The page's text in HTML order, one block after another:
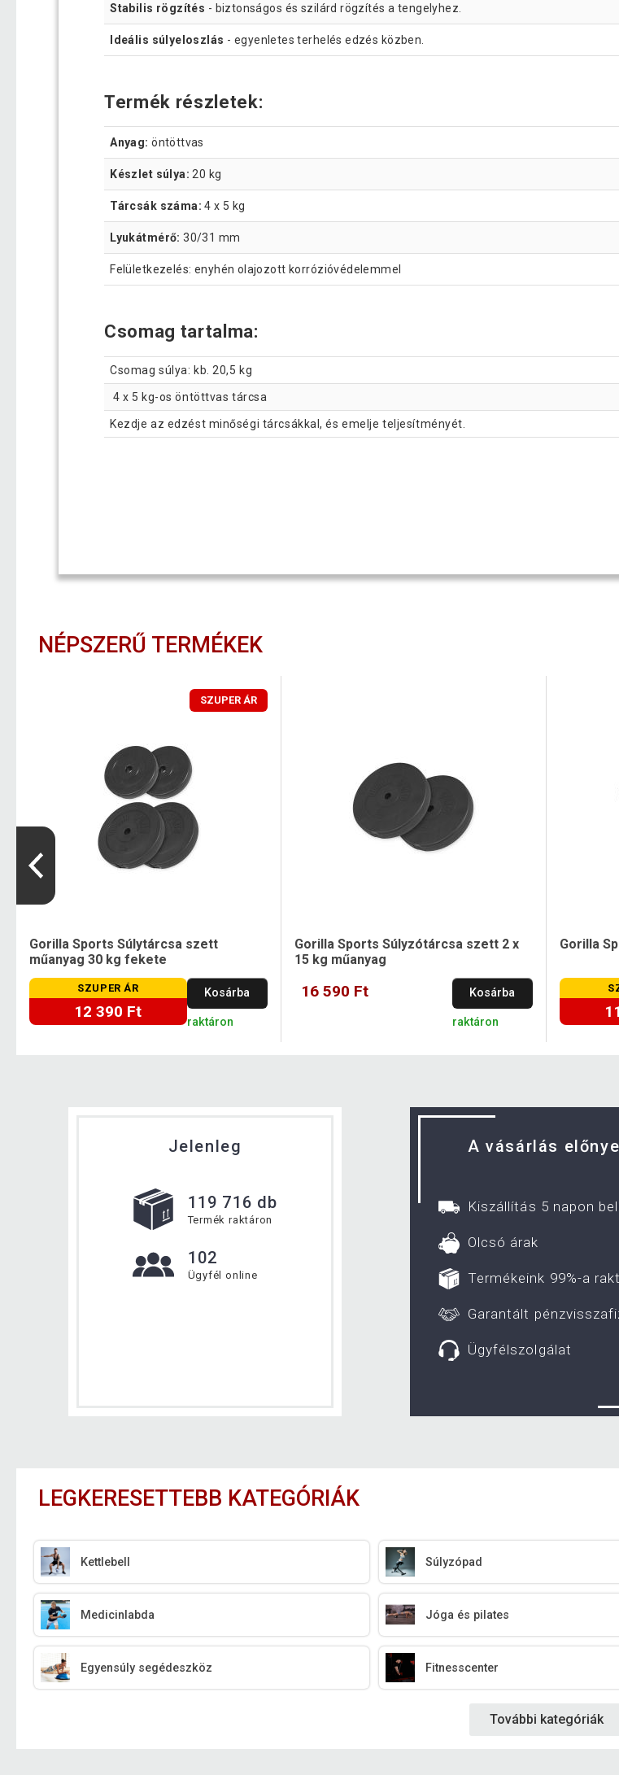
Stabilis rögzítés - biztonságos és szilárd rögzítés a tengelyhez.
Ideális súlyeloszlás - egyenletes terhelés edzés közben.
Termék részletek:
Anyag: öntöttvas
Készlet súlya: 20 kg
Tárcsák száma: 4 x 5 kg
Lyukátmérő: 30/31 mm
Felületkezelés: enyhén olajozott korrózióvédelemmel
Csomag tartalma:
Csomag súlya: kb. 20,5 kg
4 x 5 kg-os öntöttvas tárcsa
Kezdje az edzést minőségi tárcsákkal, és emelje teljesítményét.
NÉPSZERŰ TERMÉKEK
SZUPER ÁR
Gorilla Sports Súlytárcsa szett
műanyag 30 kg fekete
SZUPER ÁR
12 390 Ft
Kosárba
raktáron
Gorilla Sports Súlyzótárcsa szett 2 x
15 kg műanyag
16 590 Ft Kosárba
raktáron
Gorilla
Jelenleg
119 716 db
Termék raktáron
102
Ügyfél online
A vásárlás
Kiszállítás 5 napon
Olcsó árak
Termékeink 99%-a
Garantált
Ügyfélszolgálat
LEGKERESETTEBB KATEGÓRIÁK
Kettlebell Súlyzópad
Medicinlabda Jóga és pilates
Egyensúly segédeszköz Fitnesscenter
További kategóriák